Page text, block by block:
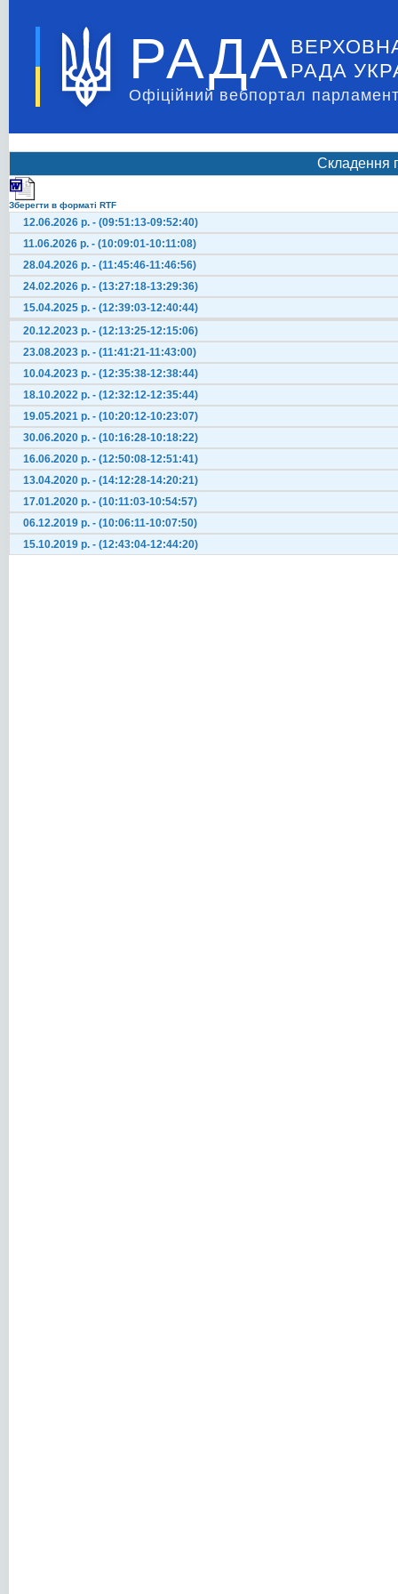
РАДА РАДА
Офіційний вебпортал
Складення
Зберегти в форматі RTF
12.06.2026 р. - (09:51:13-09:52:40)
11.06.2026 р. - (10:09:01-10:11:08)
28.04.2026 р. - (11:45:46-11:46:56)
24.02.2026 р. - (13:27:18-13:29:36)
15.04.2025 р. - (12:39:03-12:40:44)
20.12.2023 р. - (12:13:25-12:15:06)
23.08.2023 р. - (11:41:21-11:43:00)
10.04.2023 р. - (12:35:38-12:38:44)
18.10.2022 р. - (12:32:12-12:35:44)
19.05.2021 р. - (10:20:12-10:23:07)
30.06.2020 р. - (10:16:28-10:18:22)
16.06.2020 р. - (12:50:08-12:51:41)
13.04.2020 р. - (14:12:28-14:20:21)
17.01.2020 р. - (10:11:03-10:54:57)
06.12.2019 р. - (10:06:11-10:07:50)
15.10.2019 р. - (12:43:04-12:44:20)